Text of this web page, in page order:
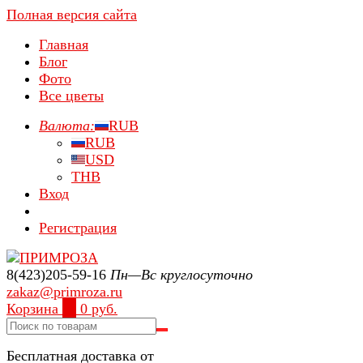
Полная версия сайта
Главная
Блог
Фото
Все цветы
Валюта:
RUB
RUB
USD
THB
Вход
Регистрация
8(423)205-59-16 Пн—Вс круглосуточно
zakaz@primroza.ru
Корзина
0 руб.
Бесплатная доставка от